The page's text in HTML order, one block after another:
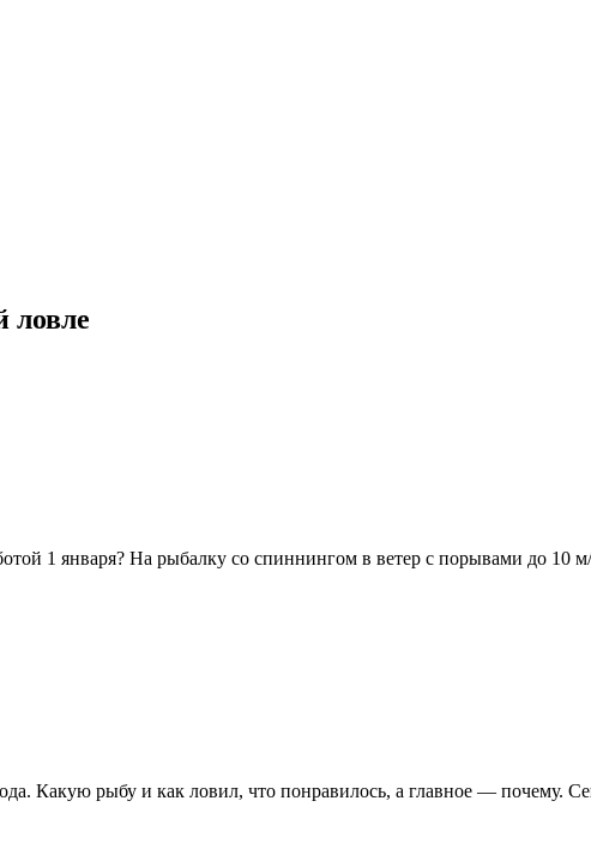
ловле
1 января? На рыбалку со спиннингом в ветер с порывами до 10
Какую рыбу и как ловил, что понравилось, а главное — почему.